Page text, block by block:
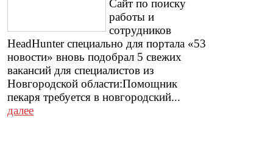
Сайт по поиску
работы и
сотрудников
HeadHunter специально для портала «53
новости» вновь подобрал 5 свежих
вакансий для специалистов из
Новгородской области:Помощник
пекаря требуется в новгородский...
далее